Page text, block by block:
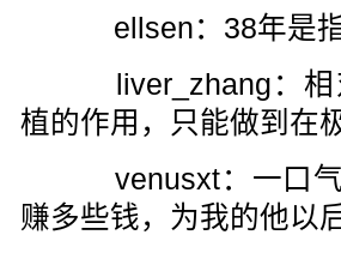
ellsen：38年是指
liver_zhang：相
植的作用，只能做到在
venusxt：一口气
赚多些钱，为我的他以